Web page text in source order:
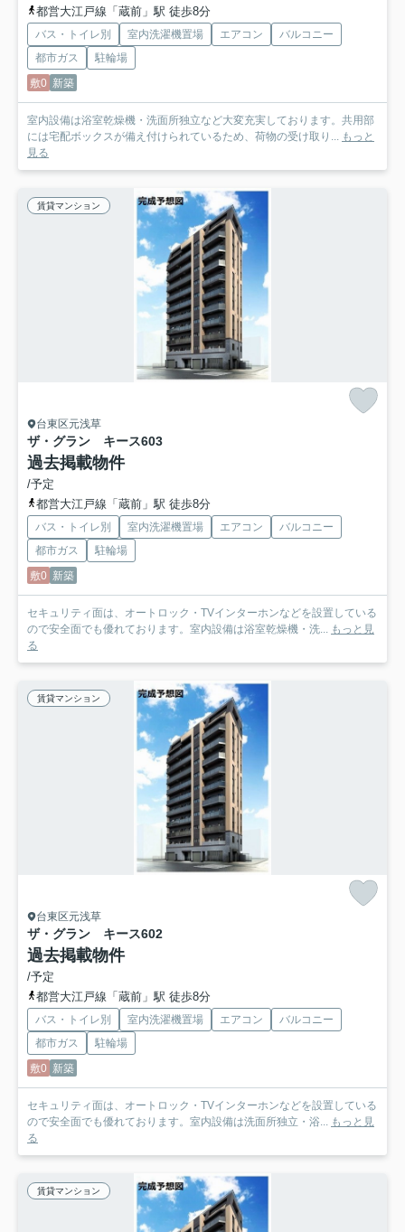
都営大江戸線「蔵前」駅 徒歩8分
バス・トイレ別 室内洗濯機置場 エアコン
バルコニー
都市ガス
駐輪場
敷0 新築
室内設備は浴室乾燥機・洗面所独立など大変充実しております。共用部
には宅配ボックスが備え付けられているため、荷物の受け取り...
もっと
見る
賃貸マンション
台東区元浅草
ザ・グラン キース603
過去掲載物件
/予定
都営大江戸線「蔵前」駅 徒歩8分
バス・トイレ別 室内洗濯機置場 エアコン
バルコニー
都市ガス
駐輪場
敷0 新築
セキュリティ面は、オートロック・TVインターホンなどを設置している
ので安全面でも優れております。室内設備は浴室乾燥機・洗...
もっと見
る
賃貸マンション
台東区元浅草
ザ・グラン キース602
過去掲載物件
/予定
都営大江戸線「蔵前」駅 徒歩8分
バス・トイレ別 室内洗濯機置場 エアコン
バルコニー
都市ガス
駐輪場
敷0 新築
セキュリティ面は、オートロック・TVインターホンなどを設置している
ので安全面でも優れております。室内設備は洗面所独立・浴...
もっと見
る
賃貸マンション